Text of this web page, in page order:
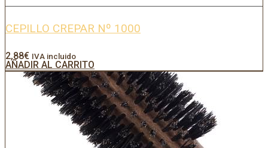
CEPILLO CREPAR Nº 1000
2,88€ IVA incluido
AÑADIR AL CARRITO